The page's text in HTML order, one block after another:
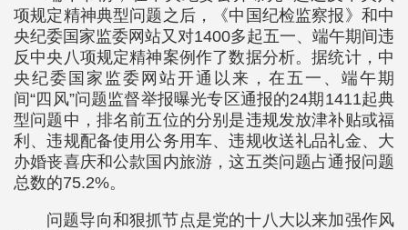
项规定精神典型问题之后，《中国纪检监察报》和中
央纪委国家监委网站又对1400多起五一、端午期间违
反中央八项规定精神案例作了数据分析。据统计，中
央纪委国家监委网站开通以来，在五一、端午期
间“四风”问题监督举报曝光专区通报的24期1411起典
型问题中，排名前五位的分别是违规发放津补贴或福
利、违规配备使用公务用车、违规收送礼品礼金、大
办婚丧喜庆和公款国内旅游，这五类问题占通报问题
总数的75.2%。
问题导向和狠抓节点是党的十八大以来加强作风